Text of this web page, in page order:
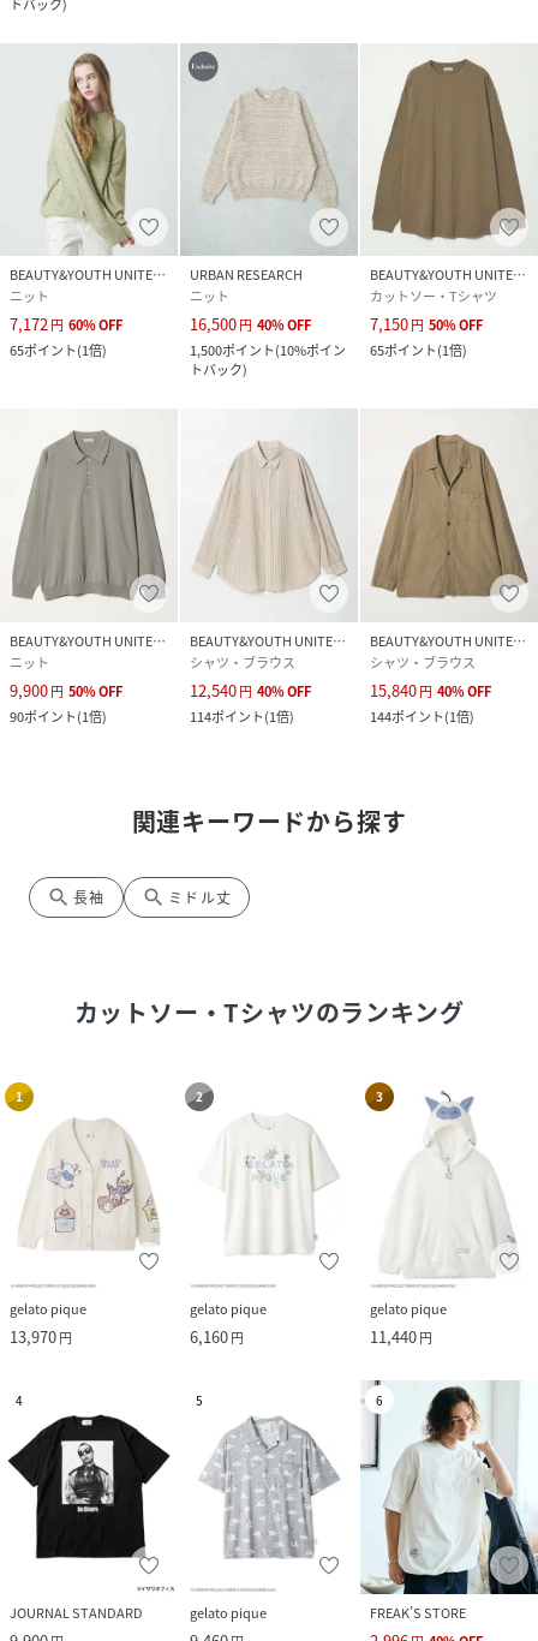
BEAUTY&YOUTH UNITED ARROWS
ニット
7,172円 60%OFF
65ポイント(1倍)
URBAN RESEARCH
ニット
16,500円 40%OFF
1,500ポイント(10%ポイン
トバック)
BEAUTY&YOUTH UNITED ARROWS
カットソー・Tシャツ
7,150円 50%OFF
65ポイント(1倍)
BEAUTY&YOUTH UNITED ARROWS
ニット
9,900円 50%OFF
90ポイント(1倍)
BEAUTY&YOUTH UNITED ARROWS
シャツ・ブラウス
12,540円 40%OFF
114ポイント(1倍)
BEAUTY&YOUTH UNITED ARROWS
シャツ・ブラウス
15,840円 40%OFF
144ポイント(1倍)
関連キーワードから探す
search 長袖 search ミドル丈
カットソー・Tシャツのランキング
1
gelato pique
13,970円
2
gelato pique
6,160円
3
gelato pique
11,440円
4
JOURNAL STANDARD
5
gelato pique
6
FREAK’S STORE